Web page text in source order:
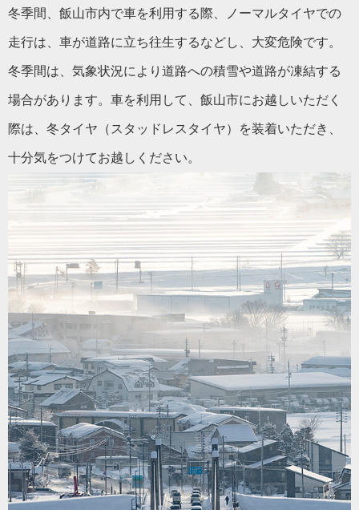
冬季間、飯山市内で車を利用する際、ノーマルタイヤでの
走行は、車が道路に立ち往生するなどし、大変危険です。
冬季間は、気象状況により道路への積雪や道路が凍結する
場合があります。車を利用して、飯山市にお越しいただく
際は、冬タイヤ（スタッドレスタイヤ）を装着いただき、
十分気をつけてお越しください。